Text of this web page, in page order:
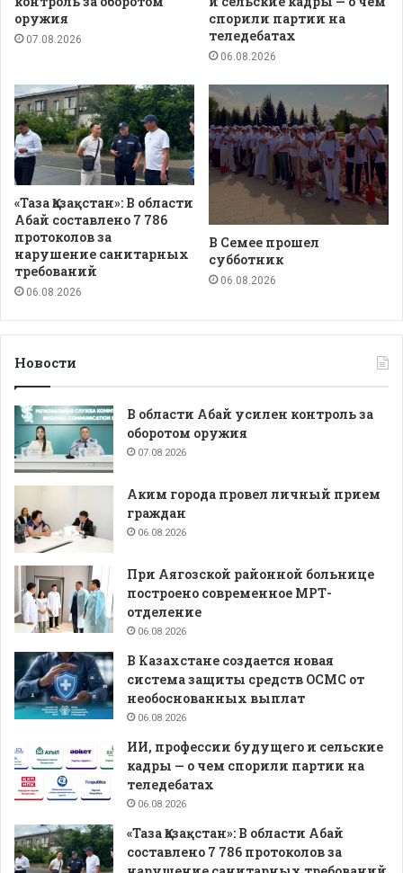
оружия
07.08.2026
спорили партии на
теледебатах
06.08.2026
«Таза Қазақстан»: В области
Абай составлено 7 786
протоколов за
нарушение санитарных
требований
06.08.2026
В Семее прошел
субботник
06.08.2026
Новости
В области Абай усилен контроль за
оборотом оружия
07.08.2026
Аким города провел личный прием
граждан
06.08.2026
При Аягозской районной больнице
построено современное МРТ-
отделение
06.08.2026
В Казахстане создается новая
система защиты средств ОСМС от
необоснованных выплат
06.08.2026
ИИ, профессии будущего и сельские
кадры — о чем спорили партии на
теледебатах
06.08.2026
«Таза Қазақстан»: В области Абай
составлено 7 786 протоколов за